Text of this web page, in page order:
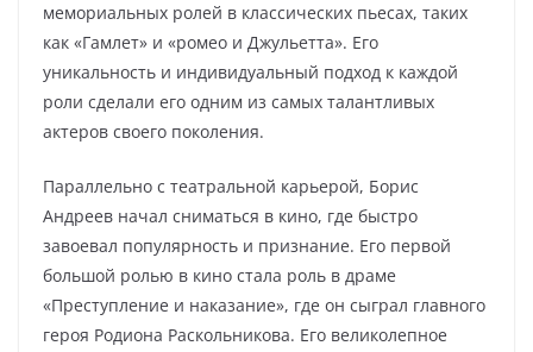
мемориальных ролей в классических пьесах, таких
как «Гамлет» и «ромео и Джульетта». Его
уникальность и индивидуальный подход к каждой
роли сделали его одним из самых талантливых
актеров своего поколения.
Параллельно с театральной карьерой, Борис
Андреев начал сниматься в кино, где быстро
завоевал популярность и признание. Его первой
большой ролью в кино стала роль в драме
«Преступление и наказание», где он сыграл главного
героя Родиона Раскольникова. Его великолепное